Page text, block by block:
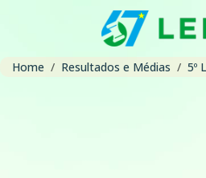
Home Resultados e Médias 5º